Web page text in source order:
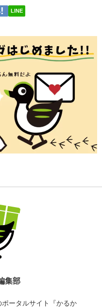
LINE
集部
ータルサイト『かるか